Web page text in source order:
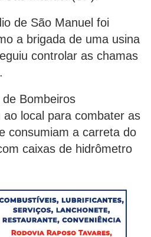
de São Manuel foi
a brigada de uma usina
controlar as chamas
Bombeiros
local para combater as
consumiam a carreta do
caixas de hidrômetro